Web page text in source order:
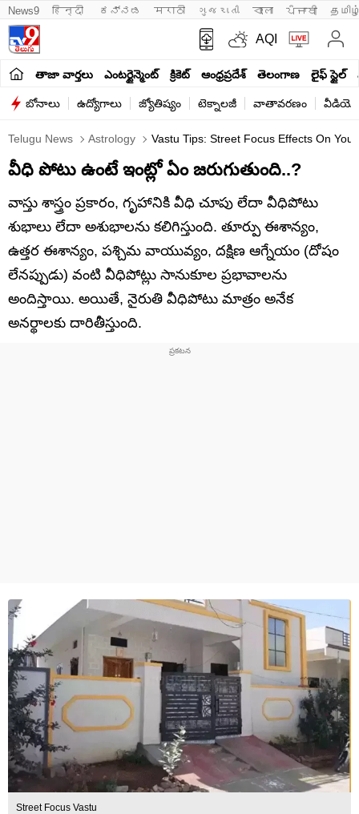
News9 हिन्दी ಕನ್ನಡ मराठी ગુજરાતી বাংলা ਪੰਜਾਬੀ
AQI
తాజా వార్తలు ఎంటర్టైన్మెంట్ క్రికెట్ ఆంధ్రప్రదేశ్ తెలంగాణ లైఫ్ స్టైల్
బోనాలు ఉద్యోగాలు జ్యోతిష్యం టెక్నాలజీ వాతావరణం
Telugu News Astrology Vastu Tips: Street Focus Effects On
వీధి పోటు ఉంటే ఇంట్లో ఏం జరుగుతుంది..?
వాస్తు శాస్త్రం ప్రకారం, గృహానికి వీధి చూపు లేదా వీధిపోటు
శుభాలు లేదా అశుభాలను కలిగిస్తుంది. తూర్పు ఈశాన్యం,
ఉత్తర ఈశాన్యం, పశ్చిమ వాయువ్యం, దక్షిణ ఆగ్నేయం (దోషం
లేనప్పుడు) వంటి వీధిపోట్లు సానుకూల ప్రభావాలను
అందిస్తాయి. అయితే, నైరుతి వీధిపోటు మాత్రం అనేక
అనర్థాలకు దారితీస్తుంది.
Street Focus Vastu